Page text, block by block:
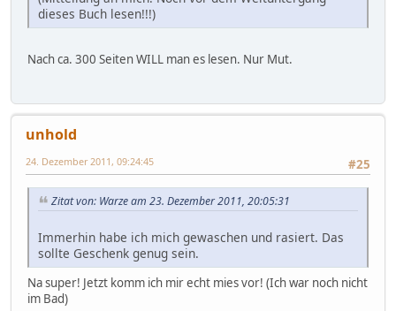
dieses Buch lesen!!!)
Nach ca. 300 Seiten WILL man es lesen. Nur Mut.
unhold
#25
24. Dezember 2011, 09:24:45
Zitat von: Warze am 23. Dezember 2011, 20:05:31
Immerhin habe ich mich gewaschen und rasiert. Das
sollte Geschenk genug sein.
Na super! Jetzt komm ich mir echt mies vor! (Ich war noch nicht
im Bad)